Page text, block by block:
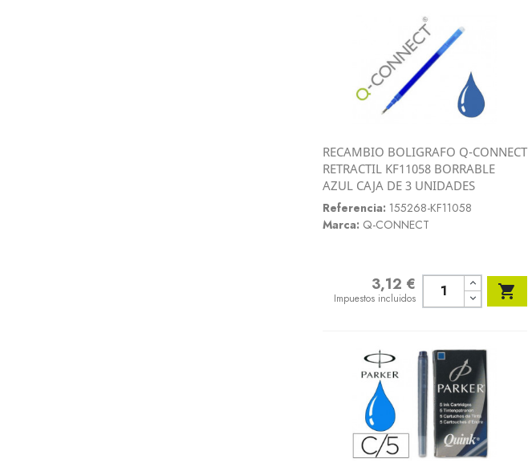
Vista rápida
RECAMBIO BOLIGRAFO Q-CONNECT
RETRACTIL KF11058 BORRABLE
AZUL CAJA DE 3 UNIDADES
Referencia: 155268-KF11058
Marca: Q-CONNECT
3,12 €
Impuestos incluidos 